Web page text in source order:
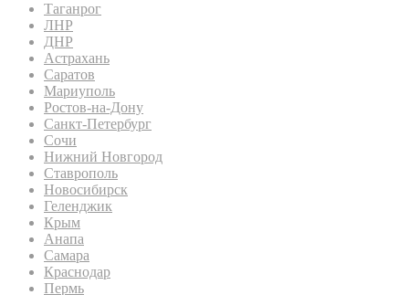
Таганрог
ЛНР
ДНР
Астрахань
Саратов
Мариуполь
Ростов-на-Дону
Санкт-Петербург
Сочи
Нижний Новгород
Ставрополь
Новосибирск
Геленджик
Крым
Анапа
Самара
Краснодар
Пермь